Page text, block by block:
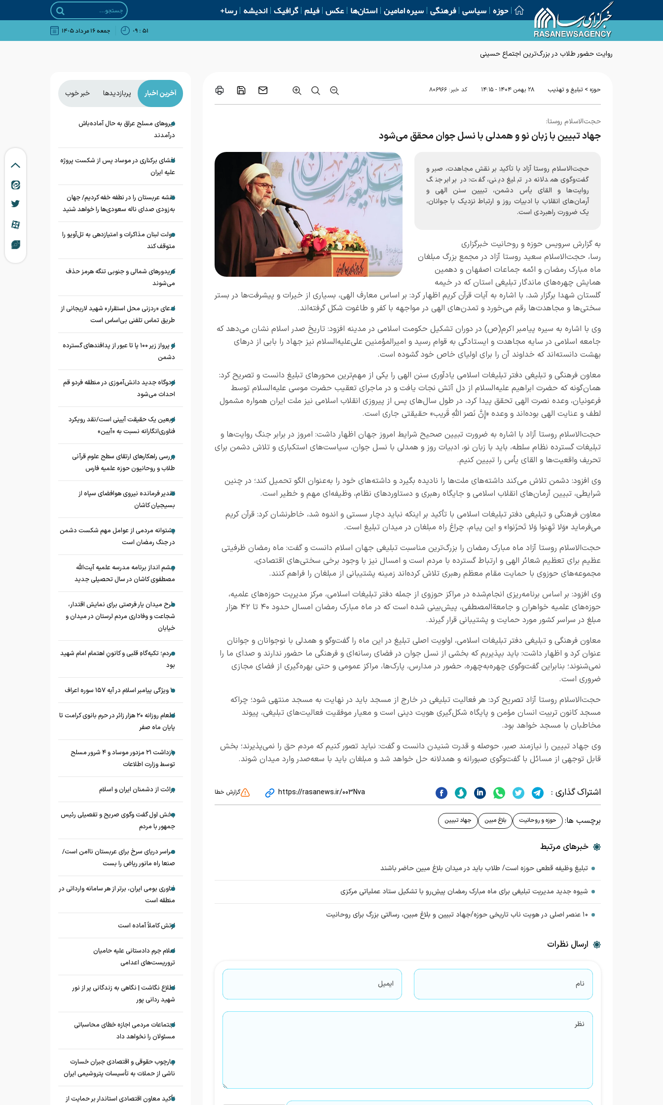
حوزه سیاسی فرهنگی سیره امامین استان‌ها عکس فیلم گرافیک اندیشه رسا+
۵۱ : ۰۹ جمعه ۱۶ مرداد ۱۴۰۵
روایت حضور طلاب در بزرگ‌ترین اجتماع حسینی
حوزه > تبلیغ و تهذیب ۲۸ بهمن ۱۴۰۴ - ۱۴:۱۵ کد خبر: ۸۰۶۹۶۶
حجت‌الاسلام روستا:
جهاد تبیین با زبان نو و همدلی با نسل جوان محقق می‌شود
حجت‌الاسلام روستا آزاد با تأکید بر نقش مجاهدت، صبر و
گفت‌وگوی همدلانه در تبلیغ دینی، گفت: در برابر جنگ
روایت‌ها و القای یأس دشمن، تبیین سنن الهی و
آرمان‌های انقلاب با ادبیات روز و ارتباط نزدیک با جوانان،
یک ضرورت راهبردی است.
به گزارش سرویس حوزه و روحانیت خبرگزاری
رسا، حجت‌الاسلام سعید روستا آزاد در مجمع بزرگ مبلغان
ماه مبارک رمضان و ائمه جماعات اصفهان و دهمین
همایش چهره‌های ماندگار تبلیغی استان که در خیمه
گلستان شهدا برگزار شد، با اشاره به آیات قرآن کریم اظهار کرد: بر اساس معارف الهی، بسیاری از خیرات و پیشرفت‌ها در بستر
سختی‌ها و مجاهدت‌ها رقم می‌خورد و تمدن‌های الهی در مواجهه با کفر و طاغوت شکل گرفته‌اند.
وی با اشاره به سیره پیامبر اکرم(ص) در دوران تشکیل حکومت اسلامی در مدینه افزود: تاریخ صدر اسلام نشان می‌دهد که
جامعه اسلامی در سایه مجاهدت و ایستادگی به قوام رسید و امیرالمؤمنین علی‌علیه‌السلام نیز جهاد را بابی از درهای
بهشت دانسته‌اند که خداوند آن را برای اولیای خاص خود گشوده است.
معاون فرهنگی و تبلیغی دفتر تبلیغات اسلامی یادآوری سنن الهی را یکی از مهم‌ترین محورهای تبلیغ دانست و تصریح کرد:
همان‌گونه که حضرت ابراهیم علیه‌السلام از دل آتش نجات یافت و در ماجرای تعقیب حضرت موسی علیه‌السلام توسط
فرعونیان، وعده نصرت الهی تحقق پیدا کرد، در طول سال‌های پس از پیروزی انقلاب اسلامی نیز ملت ایران همواره مشمول
لطف و عنایت الهی بوده‌اند و وعده «إِنَّ نَصرَ اللهِ قَریب» حقیقتی جاری است.
حجت‌الاسلام روستا آزاد با اشاره به ضرورت تبیین صحیح شرایط امروز جهان اظهار داشت: امروز در برابر جنگ روایت‌ها و
تبلیغات گسترده نظام سلطه، باید با زبان نو، ادبیات روز و همدلی با نسل جوان، سیاست‌های استکباری و تلاش دشمن برای
تحریف واقعیت‌ها و القای یأس را تبیین کنیم.
وی افزود: دشمن تلاش می‌کند داشته‌های ملت‌ها را نادیده بگیرد و داشته‌های خود را به‌عنوان الگو تحمیل کند؛ در چنین
شرایطی، تبیین آرمان‌های انقلاب اسلامی و جایگاه رهبری و دستاوردهای نظام، وظیفه‌ای مهم و خطیر است.
معاون فرهنگی و تبلیغی دفتر تبلیغات اسلامی با تأکید بر اینکه نباید دچار سستی و اندوه شد، خاطرنشان کرد: قرآن کریم
می‌فرماید «وَلا تَهِنوا وَلا تَحزَنوا» و این پیام، چراغ راه مبلغان در میدان تبلیغ است.
حجت‌الاسلام روستا آزاد ماه مبارک رمضان را بزرگ‌ترین مناسبت تبلیغی جهان اسلام دانست و گفت: ماه رمضان ظرفیتی
عظیم برای تعظیم شعائر الهی و ارتباط گسترده با مردم است و امسال نیز با وجود برخی سختی‌های اقتصادی،
مجموعه‌های حوزوی با حمایت مقام معظم رهبری تلاش کرده‌اند زمینه پشتیبانی از مبلغان را فراهم کنند.
وی افزود: بر اساس برنامه‌ریزی انجام‌شده در مراکز حوزوی از جمله دفتر تبلیغات اسلامی، مرکز مدیریت حوزه‌های علمیه،
حوزه‌های علمیه خواهران و جامعةالمصطفی، پیش‌بینی شده است که در ماه مبارک رمضان امسال حدود ۴۰ تا ۴۲ هزار
مبلغ در سراسر کشور مورد حمایت و پشتیبانی قرار گیرند.
معاون فرهنگی و تبلیغی دفتر تبلیغات اسلامی، اولویت اصلی تبلیغ در این ماه را گفت‌وگو و همدلی با نوجوانان و جوانان
عنوان کرد و اظهار داشت: باید بپذیریم که بخشی از نسل جوان در فضای رسانه‌ای و فرهنگی ما حضور ندارند و صدای ما را
نمی‌شنوند؛ بنابراین گفت‌وگوی چهره‌به‌چهره، حضور در مدارس، پارک‌ها، مراکز عمومی و حتی بهره‌گیری از فضای مجازی
ضروری است.
حجت‌الاسلام روستا آزاد تصریح کرد: هر فعالیت تبلیغی در خارج از مسجد باید در نهایت به مسجد منتهی شود؛ چراکه
مسجد کانون تربیت انسان مؤمن و پایگاه شکل‌گیری هویت دینی است و معیار موفقیت فعالیت‌های تبلیغی، پیوند
مخاطبان با مسجد خواهد بود.
وی جهاد تبیین را نیازمند صبر، حوصله و قدرت شنیدن دانست و گفت: نباید تصور کنیم که مردم حق را نمی‌پذیرند؛ بخش
قابل توجهی از مسائل با گفت‌وگوی صبورانه و همدلانه حل خواهد شد و مبلغان باید با سعه‌صدر وارد میدان شوند.
اشتراک گذاری : https://rasanews.ir/003Nva گزارش خطا
برچسب ها: حوزه و روحانیت بلاغ مبین جهاد تبیین
خبرهای مرتبط
تبلیغ وظیفه قطعی حوزه است/ طلاب باید در میدان بلاغ مبین حاضر باشند
شیوه جدید مدیریت تبلیغی برای ماه مبارک رمضان پیش‌ِ‌رو با تشکیل ستاد عملیاتی مرکزی
۱۰ عنصر اصلی در هویت ناب تاریخی حوزه/جهاد تبیین و بلاغ مبین، رسالتی بزرگ برای روحانیت
ارسال نظرات
آخرین اخبار پربازدیدها خبر خوب
نیروهای مسلح عراق به حال آماده‌باش
درآمدند
افشای برکناری در موساد پس از شکست پروژه
علیه ایران
نقشه عربستان را در نطفه خفه کردیم/ جهان
به‌زودی صدای ناله سعودی‌ها را خواهد شنید
دولت لبنان مذاکرات و امتیازدهی به تل‌آویو را
متوقف کند
کریدورهای شمالی و جنوبی تنگه هرمز حذف
می‌شوند
ادعای «ردزنی محل استقرار» شهید لاریجانی از
طریق تماس تلفنی بی‌اساس است
از پرواز زیر ۱۰۰ پا تا عبور از پدافند‌های گسترده
دشمن
اردوگاه جدید دانش‌آموزی در منطقه فردو قم
احداث می‌شود
اربعین یک حقیقت آیینی است/نقد رویکرد
فناوری‌انگارانه نسبت به «آیین»
بررسی راهکارهای ارتقای سطح علوم قرآنی
طلاب و روحانیون حوزه علمیه فارس
تقدیر فرمانده نیروی هوافضای سپاه از
بسیجیان کاشان
پشتوانه مردمی از عوامل مهم شکست دشمن
در جنگ رمضان است
چشم‌ انداز برنامه مدرسه علمیه آیت‌الله
مصطفوی کاشان در سال تحصیلی جدید
طرح میدان یار فرصتی برای نمایش اقتدار،
شجاعت و وفاداری مردم لرستان در میدان و
خیابان
مردم؛ تکیه‌گاهِ قلبی و کانونِ اهتمام امام شهید
بود
۱۰ ویژگی پیامبر اسلام در آیه ۱۵۷ سوره اعراف
اطعام روزانه ۲۰ هزار زائر در حرم بانوی کرامت تا
پایان ماه صفر
بازداشت ۲۱ مزدور موساد و ۴ شرور مسلح
توسط وزارت اطلاعات
برائت از دشمنان ایران و اسلام
بخش اول گفت وگوی صریح و تفصیلی رئیس
جمهور با مردم
سراسر دریای سرخ برای عربستان ناامن است/
صنعا راه مانور ریاض را بست
فناوری بومی ایران، برتر از هر سامانه وارداتی در
منطقه است
ارتش کاملاً آماده است
اعلام جرم دادستانی علیه حامیان
تروریست‌های اعدامی
اطلاع نگاشت | نگاهی به زندگانی پر از نور
شهید ردانی پور
اجتماعات مردمی اجازه خطای محاسباتی
مسئولان را نخواهد داد
چارچوب حقوقی و اقتصادی جبران خسارت
ناشی از حملات به تأسیسات پتروشیمی ایران
تأکید معاون اقتصادی استاندار بر حمایت از